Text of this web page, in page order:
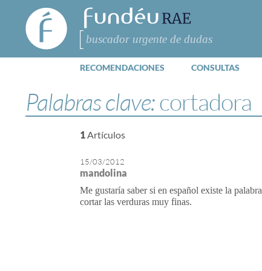
FundéuRAE
- Fundación
del Español
Urgente
Buscar
RECOMENDACIONES CONSULTAS
Palabras clave:cortadora
1Artículos
15/03/2012
mandolina
Me gustaría saber si en español existe la palabra
cortar las verduras muy finas.